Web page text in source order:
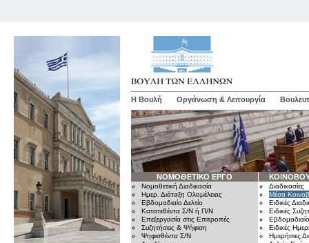
Η Βουλή Οργάνωση & Λειτουργία
ΝΟΜΟΘΕΤΙΚΟ ΕΡΓΟ
Νομοθετική Διαδικασία
Ημερ. Διάταξη Ολομέλειας
Εβδομαδιαίο Δελτίο
Κατατεθέντα Σ/Ν ή Π/Ν
Επεξεργασία στις Επιτροπές
Συζητήσεις & Ψήφιση
Ψηφισθέντα Σ/Ν
Διαδικασίες
Μέσα
Ειδικές
Ειδικές
Εβδομαδιαίο
Ειδικές
Ημερήσιες